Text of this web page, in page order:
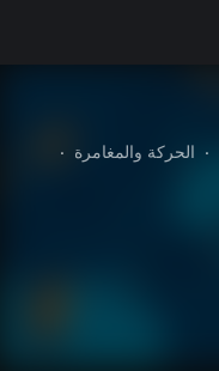
• الحركة والمغامرة
•